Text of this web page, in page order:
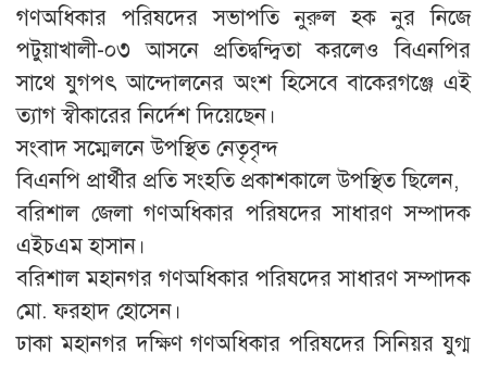
​গণঅধিকার পরিষদের সভাপতি নুরুল হক নুর নিজে
পটুয়াখালী-০৩ আসনে প্রতিদ্বন্দ্বিতা করলেও বিএনপির
সাথে যুগপৎ আন্দোলনের অংশ হিসেবে বাকেরগঞ্জে এই
ত্যাগ স্বীকারের নির্দেশ দিয়েছেন।
​সংবাদ সম্মেলনে উপস্থিত নেতৃবৃন্দ
​বিএনপি প্রার্থীর প্রতি সংহতি প্রকাশকালে উপস্থিত ছিলেন,
​বরিশাল জেলা গণঅধিকার পরিষদের সাধারণ সম্পাদক
এইচএম হাসান।
​বরিশাল মহানগর গণঅধিকার পরিষদের সাধারণ সম্পাদক
মো. ফরহাদ হোসেন।
​ঢাকা মহানগর দক্ষিণ গণঅধিকার পরিষদের সিনিয়র যুগ্ম